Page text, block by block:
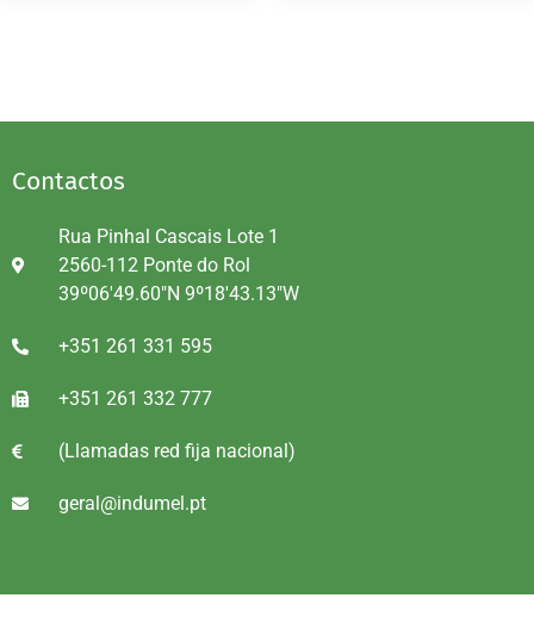
Contactos
Rua Pinhal Cascais Lote 1
2560-112 Ponte do Rol
39º06'49.60"N 9º18'43.13"W
+351 261 331 595
+351 261 332 777
(Llamadas red fija nacional)
geral@indumel.pt